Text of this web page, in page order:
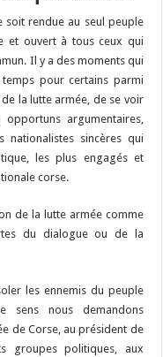
rendue au seul peuple
et ouvert à tous ceux qui
Il y a des moments qui
temps pour certains parmi
la lutte armée, de se voir
argumentaires,
nationalistes sincères qui
les plus engagés et
corse.
de la lutte armée comme
du dialogue ou de la
les ennemis du peuple
nous demandons
de Corse, au président de
groupes politiques, aux